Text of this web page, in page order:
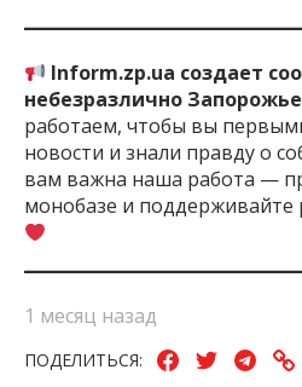
Inform.zp.ua создает
небезразлично
работаем, чтобы вы
новости и знали правду о
вам важна наша работа —
монобазе и
1 месяц назад
ПОДЕЛИТЬСЯ: